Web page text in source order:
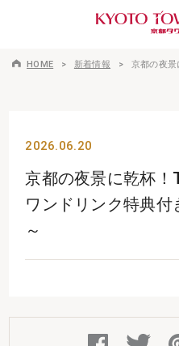
HOME 新着情報 京都の夜
2026.06.20
京都の夜景に乾杯！
ワンドリンク特典付
～